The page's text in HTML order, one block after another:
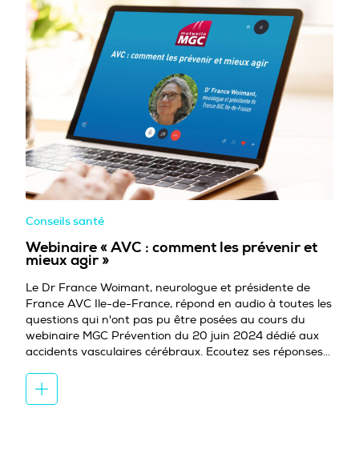
Conseils santé
Webinaire « AVC : comment les prévenir et
mieux agir »
Le Dr France Woimant, neurologue et présidente de
France AVC Ile-de-France, répond en audio à toutes les
questions qui n'ont pas pu être posées au cours du
webinaire MGC Prévention du 20 juin 2024 dédié aux
accidents vasculaires cérébraux. Ecoutez ses réponses...